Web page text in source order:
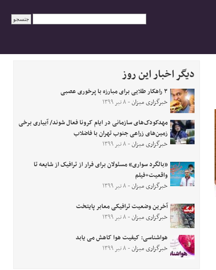
دیگر اخبار این روز
۳ راهکار طلایی برای مبارزه با پرخوری عصبی
خبرگزاری میزان- ۸ تیر ۱۳۹۹
مهدکودک‌های سازمانی در ایام کرونا فعال شوند/ آبیاری برخی
زمین‌های زراعی جنوب تهران با فاضلاب
خبرگزاری میزان- ۸ تیر ۱۳۹۹
«بالگرد سواری» مسئولان برای فرار از ترافیک از شایعه تا
واقعیت+فیلم
خبرگزاری میزان- ۸ تیر ۱۳۹۹
آخرین وضعیت ترافیکی معابر پایتخت
خبرگزاری میزان- ۸ تیر ۱۳۹۹
هواشناسی: کیفیت هوا کاهش می یابد
خبرگزاری میزان- ۸ تیر ۱۳۹۹